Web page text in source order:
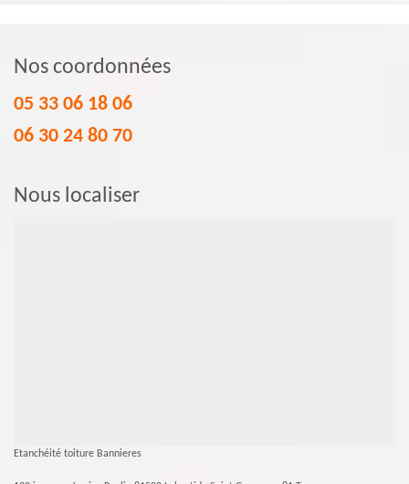
Nos coordonnées
05 33 06 18 06
06 30 24 80 70
Nous localiser
Etanchéité toiture Bannieres